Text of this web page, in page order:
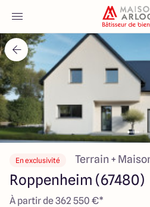
Accueil
Nos maisons
Nos annonces
Votre projet
Qui sommes-nous
En exclusivité Terrain +
Roppenheim (67480)
À partir de 362 550 €*